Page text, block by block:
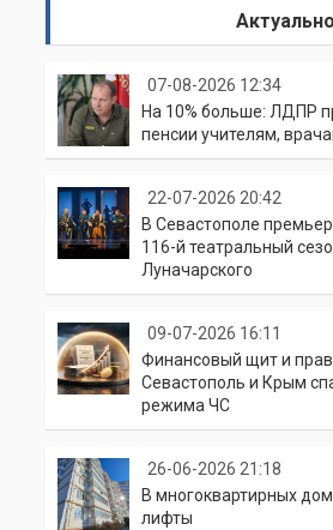
07-08-2026 12:34
На 10% больше: ЛДПР
пенсии учителям,
22-07-2026 20:42
В Севастополе
116-й театральный
Луначарского
09-07-2026 16:11
Финансовый щит и
Севастополь и Крым
режима ЧС
26-06-2026 21:18
В многоквартирных
лифты